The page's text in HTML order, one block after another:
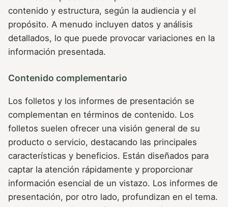
contenido y estructura, según la audiencia y el
propósito. A menudo incluyen datos y análisis
detallados, lo que puede provocar variaciones en la
información presentada.
Contenido complementario
Los folletos y los informes de presentación se
complementan en términos de contenido. Los
folletos suelen ofrecer una visión general de su
producto o servicio, destacando las principales
características y beneficios. Están diseñados para
captar la atención rápidamente y proporcionar
información esencial de un vistazo. Los informes de
presentación, por otro lado, profundizan en el tema.